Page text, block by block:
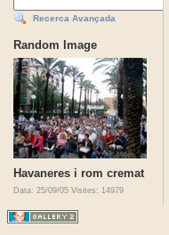
Recerca Avançada
Random Image
Havaneres i rom cremat
Data: 25/09/05 Visites: 14979